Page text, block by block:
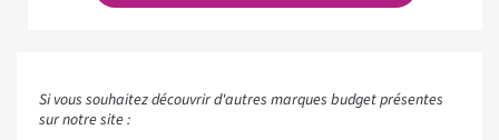
Si vous souhaitez découvrir d'autres marques budget présentes
sur notre site :